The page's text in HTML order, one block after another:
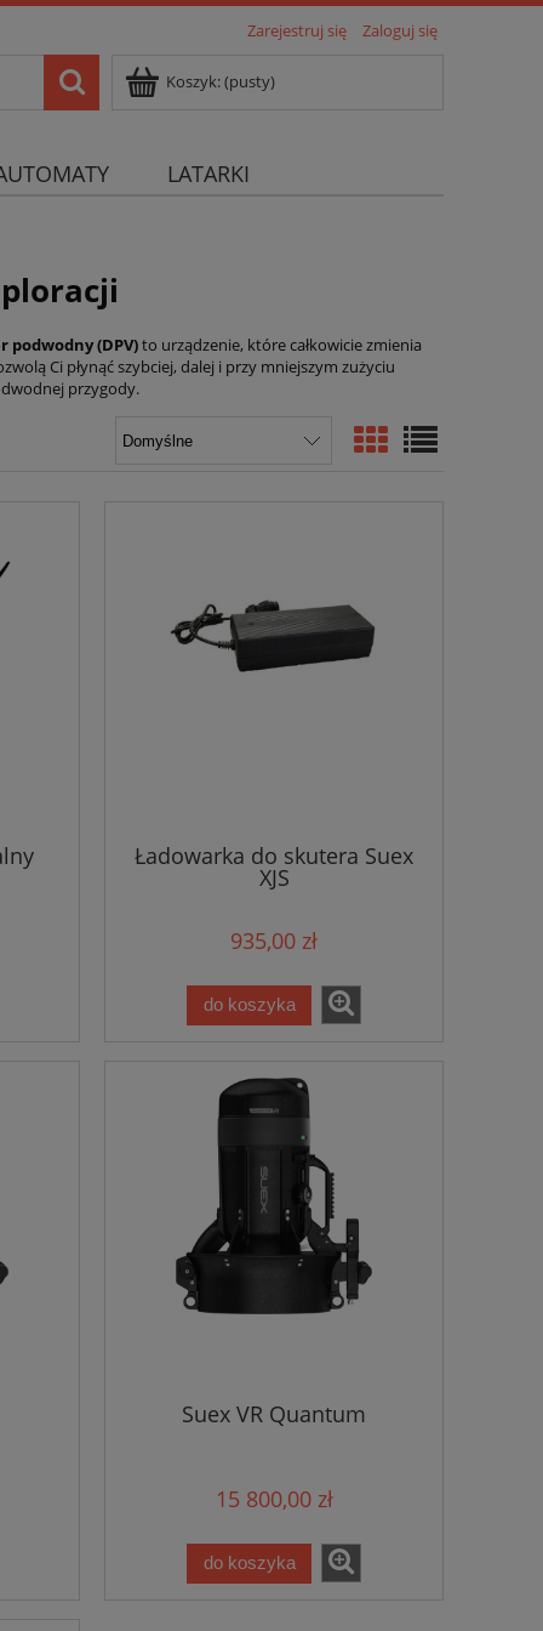
Zarejestruj się Zaloguj się
Koszyk:(pusty)
LATARKI
podwodny (DPV)to urządzenie, które całkowicie zmienia
Ci płynąć szybciej, dalej i przy mniejszym zużyciu
przygody.
Ładowarka do skutera Suex
XJS
935,00 zł
do koszyka
Suex VR Quantum
15 800,00 zł
do koszyka